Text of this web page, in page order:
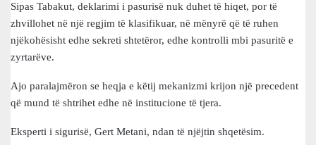
Sipas Tabakut, deklarimi i pasurisë nuk duhet të hiqet, por të
zhvillohet në një regjim të klasifikuar, në mënyrë që të ruhen
njëkohësisht edhe sekreti shtetëror, edhe kontrolli mbi pasuritë e
zyrtarëve.
Ajo paralajmëron se heqja e këtij mekanizmi krijon një precedent
që mund të shtrihet edhe në institucione të tjera.
Eksperti i sigurisë, Gert Metani, ndan të njëjtin shqetësim.